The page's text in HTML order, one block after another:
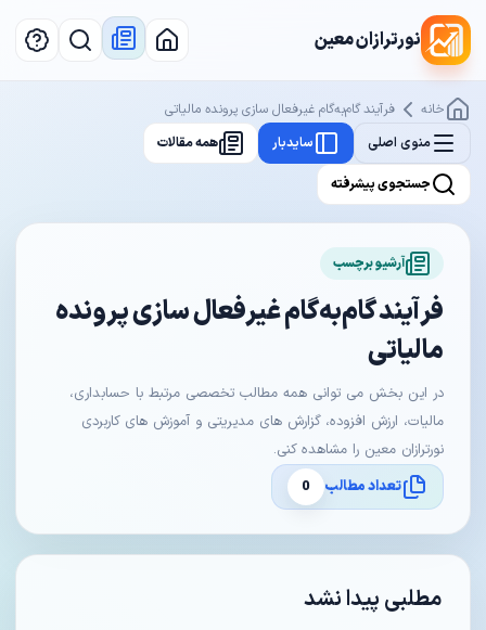
نورترازان معین
خانه
فرآیند گام‌به‌گام غیرفعال سازی پرونده مالیاتی
منوی اصلی
سایدبار همه مقالات
جستجوی پیشرفته
آرشیو برچسب
فرآیند گام‌به‌گام غیرفعال سازی پرونده
مالیاتی
در این بخش می توانی همه مطالب تخصصی مرتبط با حسابداری،
مالیات، ارزش افزوده، گزارش های مدیریتی و آموزش های کاربردی
نورترازان معین را مشاهده کنی.
تعداد مطالب
0
مطلبی پیدا نشد